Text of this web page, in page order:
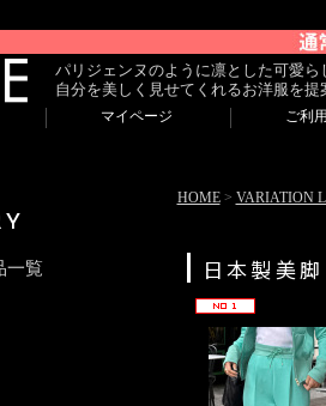
パリジェンヌのように凛とした可愛ら
自分を美しく見せてくれるお洋服を提
マイページ ご利
一覧
HOME> VARIATION
日本製美